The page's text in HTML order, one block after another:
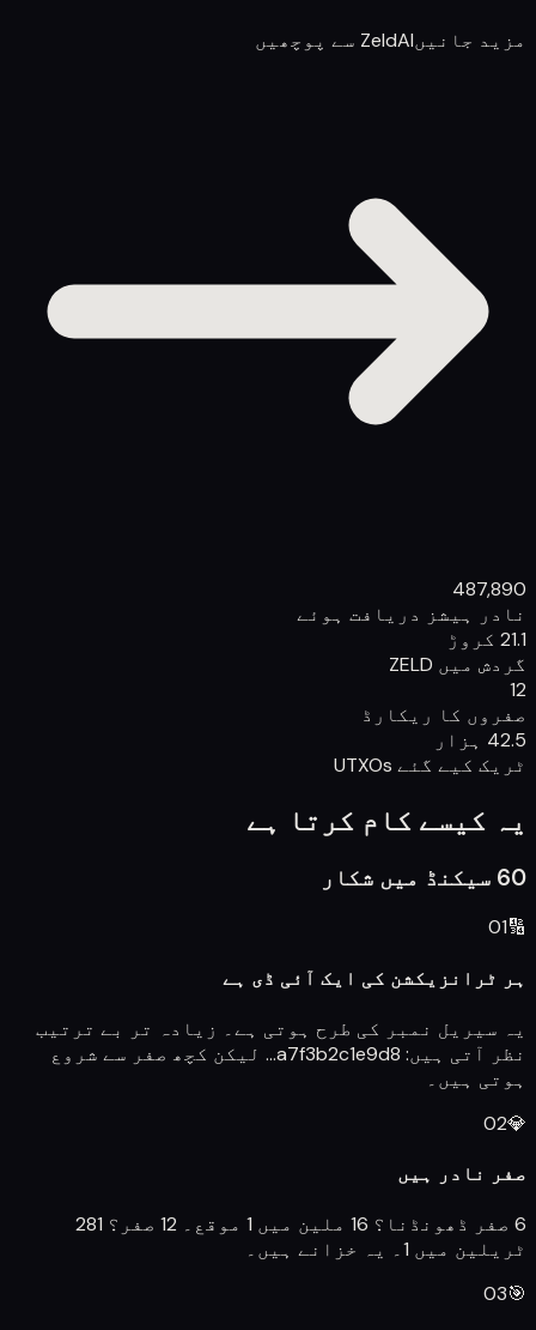
مزید جانیںZeldAI سے پوچھیں
487,890
نادر ہیشز دریافت ہوئے
21.1 کروڑ
گردش میں ZELD
12
صفروں کا ریکارڈ
42.5 ہزار
ٹریک کیے گئے UTXOs
یہ کیسے کام کرتا ہے
60 سیکنڈ میں شکار
🔢
01
ہر ٹرانزیکشن کی ایک آئی ڈی ہے
یہ سیریل نمبر کی طرح ہوتی ہے۔ زیادہ تر بے ترتیب
نظر آتی ہیں: a7f3b2c1e9d8… لیکن کچھ صفر سے شروع
ہوتی ہیں۔
💎
02
صفر نادر ہیں
6 صفر ڈھونڈنا؟ 16 ملین میں 1 موقع۔ 12 صفر؟ 281
ٹریلین میں 1۔ یہ خزانے ہیں۔
🎯
03